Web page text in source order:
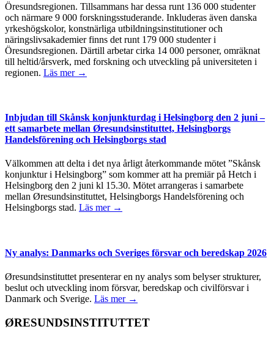
Öresundsregionen. Tillsammans har dessa runt 136 000 studenter
och närmare 9 000 forskningsstuderande. Inkluderas även danska
yrkeshögskolor, konstnärliga utbildningsinstitutioner och
näringslivsakademier finns det runt 179 000 studenter i
Öresundsregionen. Därtill arbetar cirka 14 000 personer, omräknat
till heltid/årsverk, med forskning och utveckling på universiteten i
regionen. Läs mer →
Inbjudan till Skånsk konjunkturdag i Helsingborg den 2 juni –
ett samarbete mellan Øresundsinstituttet, Helsingborgs
Handelsförening och Helsingborgs stad
Välkommen att delta i det nya årligt återkommande mötet ”Skånsk
konjunktur i Helsingborg” som kommer att ha premiär på Hetch i
Helsingborg den 2 juni kl 15.30. Mötet arrangeras i samarbete
mellan Øresundsinstituttet, Helsingborgs Handelsförening och
Helsingborgs stad. Läs mer →
Ny analys: Danmarks och Sveriges försvar och beredskap 2026
Øresundsinstituttet presenterar en ny analys som belyser strukturer,
beslut och utveckling inom försvar, beredskap och civilförsvar i
Danmark och Sverige. Läs mer →
ØRESUNDSINSTITUTTET